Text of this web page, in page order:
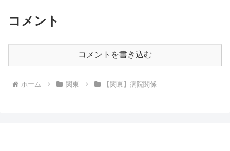
コメント
コメントを書き込む
ホーム 関東 【関東】病院関係